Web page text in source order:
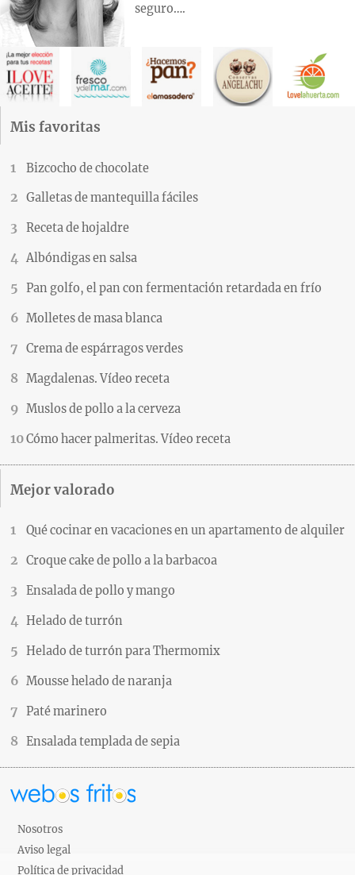
seguro….
Mis favoritas
Bizcocho de chocolate
Galletas de mantequilla fáciles
Receta de hojaldre
Albóndigas en salsa
Pan golfo, el pan con fermentación retardada en frío
Molletes de masa blanca
Crema de espárragos verdes
Magdalenas. Vídeo receta
Muslos de pollo a la cerveza
Cómo hacer palmeritas. Vídeo receta
Mejor valorado
Qué cocinar en vacaciones en un apartamento de alquiler
Croque cake de pollo a la barbacoa
Ensalada de pollo y mango
Helado de turrón
Helado de turrón para Thermomix
Mousse helado de naranja
Paté marinero
Ensalada templada de sepia
Nosotros
Aviso legal
Política de privacidad